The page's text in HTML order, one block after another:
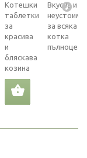
Котешки
таблетки
за
красива
и
бляскава
козина
Вкусна и
неустоима
за всяка
котка